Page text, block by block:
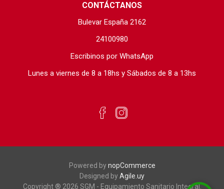
CONTÁCTANOS
Bulevar España 2162
24100980
Escribinos por WhatsApp
Lunes a viernes de 8 a 18hs y Sábados de 8 a 13hs
Powered bynopCommerce
Designed byAgile.uy
Copyright ® 2026 SGM - Equipamiento Sanitario Integral.